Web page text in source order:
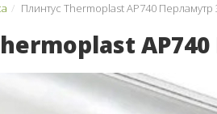
Плинтус Thermoplast AP740 Перламутр